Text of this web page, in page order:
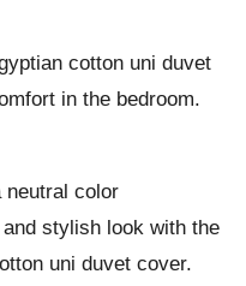
cotton uni duvet
in the bedroom.
neutral color
stylish look with the
uni duvet cover.